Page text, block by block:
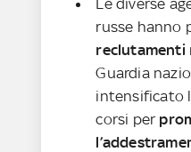
russe hanno
reclutamenti
Guardia
intensificato
corsi per